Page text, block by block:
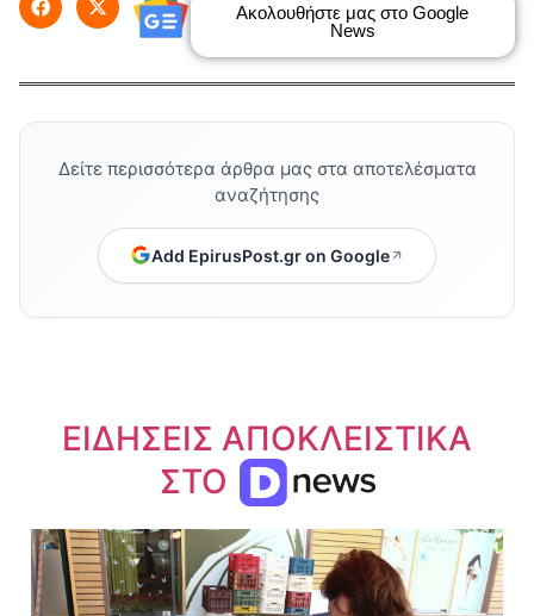
Ακολουθήστε μας στο Google
News
Δείτε περισσότερα άρθρα μας στα αποτελέσματα
αναζήτησης
Add EpirusPost.gr on Google
ΕΙΔΗΣΕΙΣ ΑΠΟΚΛΕΙΣΤΙΚΑ
ΣΤΟ